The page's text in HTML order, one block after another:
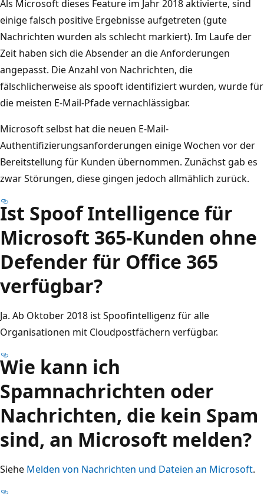
Als Microsoft dieses Feature im Jahr 2018 aktivierte, sind
einige falsch positive Ergebnisse aufgetreten (gute
Nachrichten wurden als schlecht markiert). Im Laufe der
Zeit haben sich die Absender an die Anforderungen
angepasst. Die Anzahl von Nachrichten, die
fälschlicherweise als spooft identifiziert wurden, wurde für
die meisten E-Mail-Pfade vernachlässigbar.
Microsoft selbst hat die neuen E-Mail-
Authentifizierungsanforderungen einige Wochen vor der
Bereitstellung für Kunden übernommen. Zunächst gab es
zwar Störungen, diese gingen jedoch allmählich zurück.
Ist Spoof Intelligence für
Microsoft 365-Kunden ohne
Defender für Office 365
verfügbar?
Ja. Ab Oktober 2018 ist Spoofintelligenz für alle
Organisationen mit Cloudpostfächern verfügbar.
Wie kann ich
Spamnachrichten oder
Nachrichten, die kein Spam
sind, an Microsoft melden?
Siehe Melden von Nachrichten und Dateien an Microsoft.